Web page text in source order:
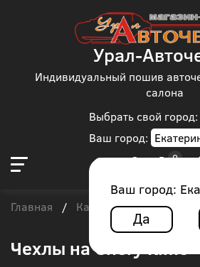
Выбрать свой город:
Ваш город:
Ваш город:
Да
Урал-
Индивидуальный пошив
салона
Главная / Каталог чехлов /
Чехлы на Chery Kimo